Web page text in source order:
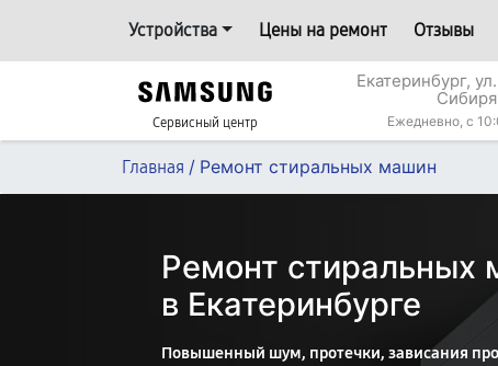
Устройства Цены на ремонт Отзывы
Сервисный центр
Екатеринбург,
Ежедневно, с
Главная / Ремонт стиральных машин
Ремонт стиральных
в Екатеринбурге
Повышенный шум, протечки, зависания